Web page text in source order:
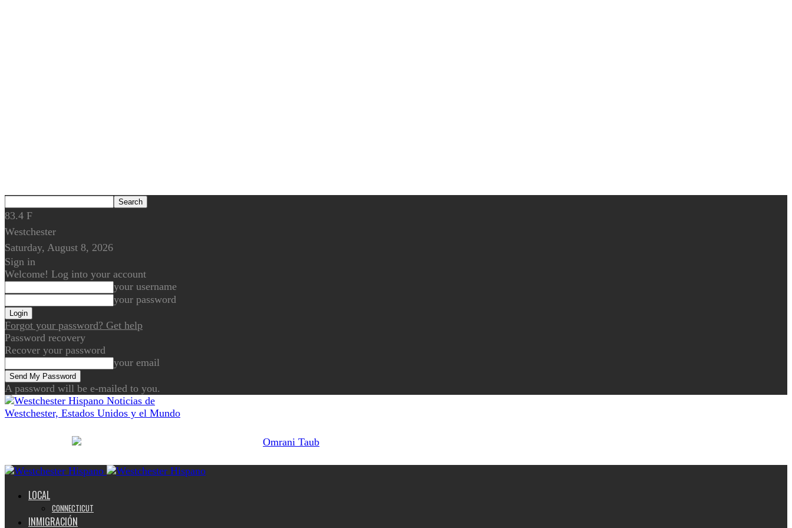
83.4 F
Westchester
Saturday, August 8, 2026
Sign in
Welcome! Log into your account
your username
your password
Forgot your password? Get help
Password recovery
Recover your password
your email
A password will be e-mailed to you.
Noticias de
Westchester, Estados Unidos y el Mundo
LOCAL
CONNECTICUT
INMIGRACIÓN